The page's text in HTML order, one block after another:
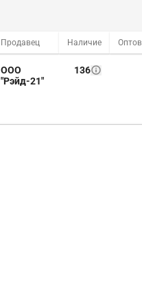
Продавец Наличие
ООО
"Рэйд-21"
136